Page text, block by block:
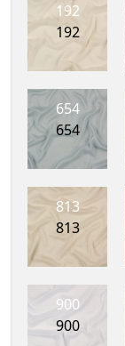
192
192
654
654
813
813
900
900